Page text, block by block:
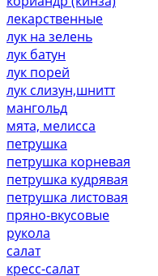
лекарственные
лук на зелень
лук батун
лук порей
лук слизун,шнитт
мангольд
мята, мелисса
петрушка
петрушка корневая
петрушка кудрявая
петрушка листовая
пряно-вкусовые
рукола
салат
кресс-салат